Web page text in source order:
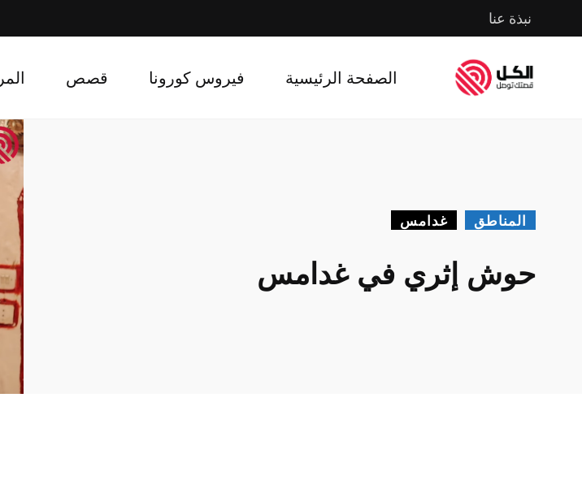
نبذة عنا
الصفحة الرئيسية فيروس كورونا قصص
المناطق غدامس
حوش إثري في غدامس